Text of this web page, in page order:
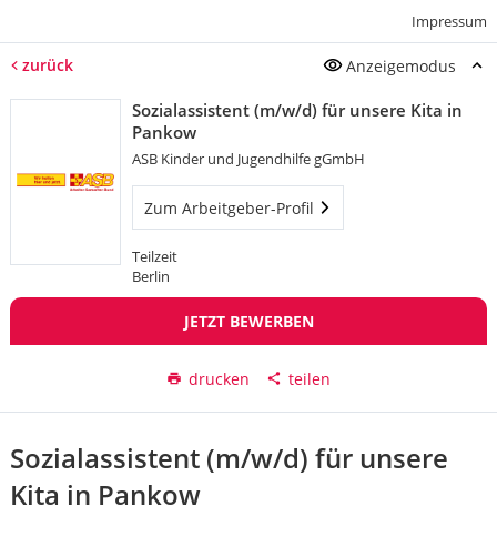
Impressum
zurück Anzeigemodus
Sozialassistent (m/w/d) für unsere Kita in
Pankow
ASB Kinder und Jugendhilfe gGmbH
Zum Arbeitgeber-Profil
Teilzeit
Berlin
JETZT BEWERBEN
drucken teilen
Sozialassistent (m/w/d) für unsere
Kita in Pankow